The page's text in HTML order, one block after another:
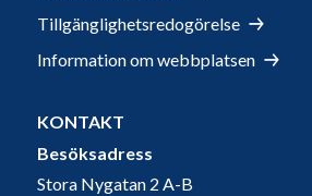
Tillgänglighetsredogörelse
Information om webbplatsen
KONTAKT
Besöksadress
Stora Nygatan 2 A-B